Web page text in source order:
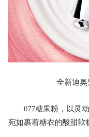
全新迪奥
077糖果粉，以灵
宛如裹着糖衣的酸甜软